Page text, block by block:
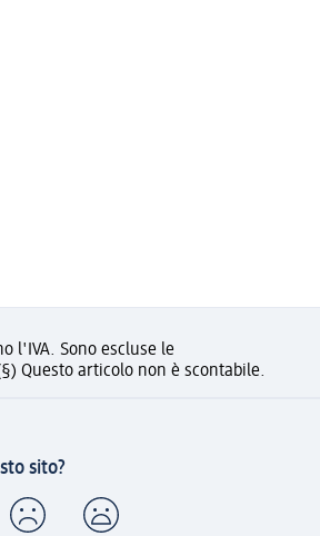
l'IVA. Sono escluse le
Questo articolo non è scontabile.
sito?